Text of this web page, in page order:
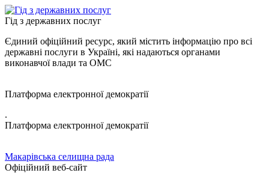
Гід з державних послуг
Єдиний офіційний ресурс, який містить інформацію про всі
державні послуги в Україні, які надаються органами
виконавчої влади та ОМС
Платформа електронної демократії
.
Платформа електронної демократії
Макарівська селищна рада
Офіційний веб-сайт